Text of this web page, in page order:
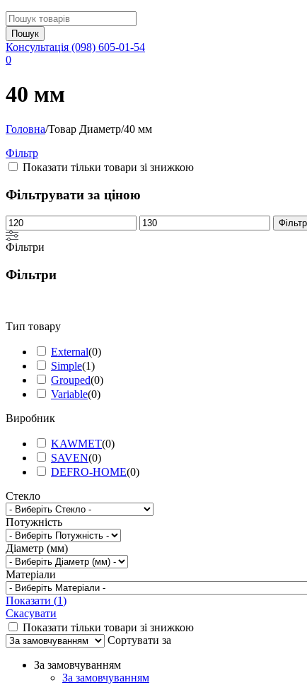
Консультація (098) 605-01-54
0
40 мм
Головна/Товар Диаметр/40 мм
Фільтр
Показати тільки товари зі знижкою
Фільтрувати за ціною
Мінімальна
ціна
Найбільша
ціна
Фільтр
Фільтри
Фільтри
Тип товару
External(0)
Simple(1)
Grouped(0)
Variable(0)
Виробник
KAWMET(0)
SAVEN(0)
DEFRO-HOME(0)
Стекло
Потужність
Діаметр (мм)
Матеріали
Показати (1)
Скасувати
Показати тільки товари зі знижкою
Сортувати за
За замовчуванням
За замовчуванням